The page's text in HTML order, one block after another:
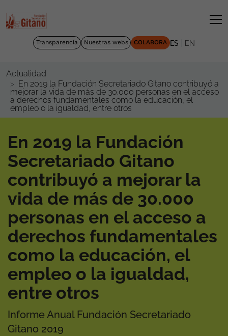
Transparencia Nuestras webs COLABORA ES EN
Actualidad
En 2019 la Fundación Secretariado Gitano contribuyó a
mejorar la vida de más de 30.000 personas en el acceso
a derechos fundamentales como la educación, el
empleo o la igualdad, entre otros
En 2019 la Fundación
Secretariado Gitano
contribuyó a mejorar la
vida de más de 30.000
personas en el acceso a
derechos fundamentales
como la educación, el
empleo o la igualdad,
entre otros
Informe Anual Fundación Secretariado
Gitano 2019